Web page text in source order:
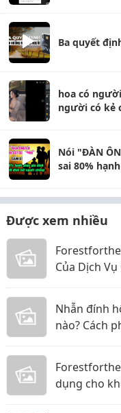
Ba quyết
hoa có
người có kẻ
Nói "ĐÀN
sai 80%
Được xem nhiều
Của Dịch
Nhẫn đính
nào? Cách
dụng cho